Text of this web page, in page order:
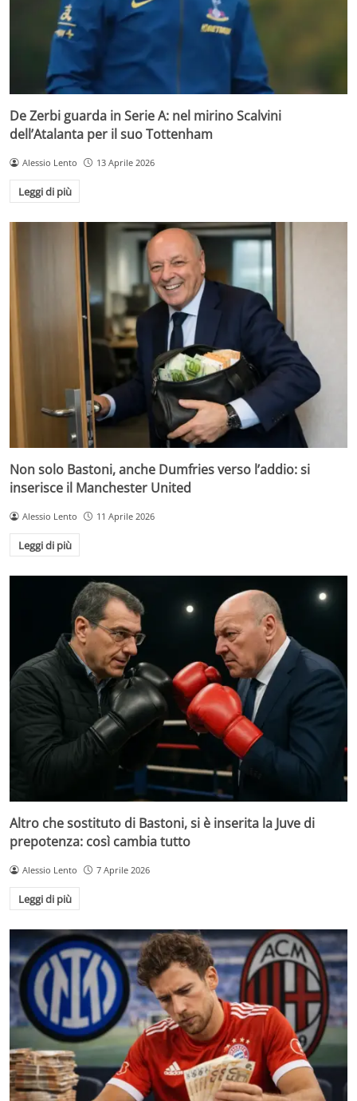
De Zerbi guarda in Serie A: nel mirino Scalvini
dell’Atalanta per il suo Tottenham
Alessio Lento 13 Aprile 2026
Leggi di più
Non solo Bastoni, anche Dumfries verso l’addio: si
inserisce il Manchester United
Alessio Lento 11 Aprile 2026
Leggi di più
Altro che sostituto di Bastoni, si è inserita la Juve di
prepotenza: così cambia tutto
Alessio Lento 7 Aprile 2026
Leggi di più